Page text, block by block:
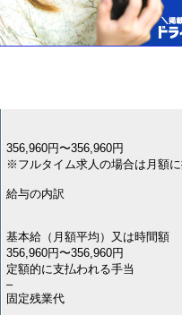
356,960円〜356,960円
※フルタイム求人の場合は月額
給与の内訳
基本給（月額平均）又は時間額
356,960円〜356,960円
定額的に支払われる手当
–
固定残業代